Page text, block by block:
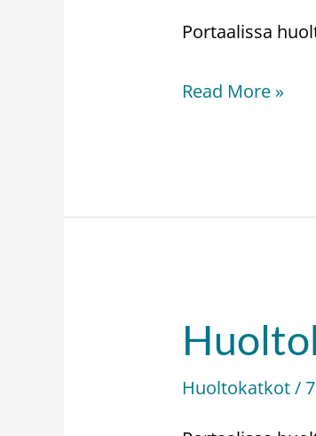
Portaalissa
14.6.2021
Read More »
Huoltokatkot/
Huoltokatko
–
Serviceavbrott
19.6.2021